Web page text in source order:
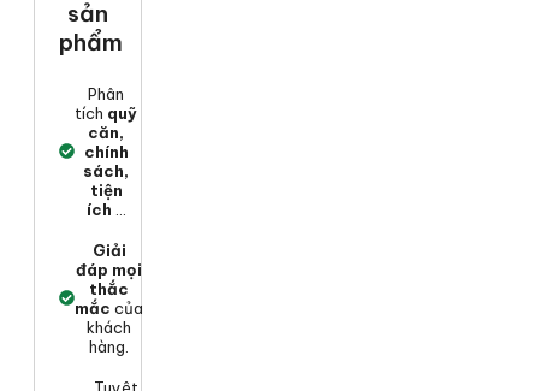
sản
phẩm
Phân
tích quỹ
căn,
chính
sách,
tiện
ích
Giải
đáp mọi
thắc
mắc của
khách
hàng.